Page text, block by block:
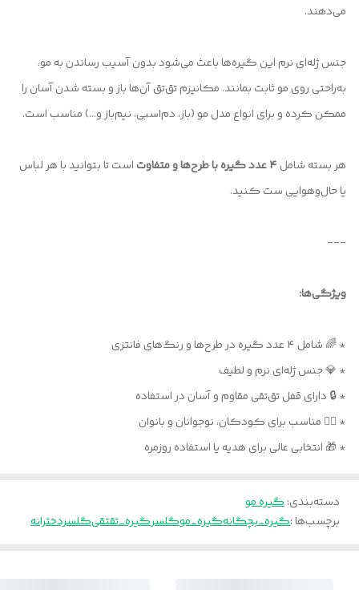
می‌دهند.
جنس ژله‌ای نرم این گیره‌ها باعث می‌شود بدون آسیب رساندن به مو،
به‌راحتی روی مو ثابت بمانند. مکانیزم تق‌تق آن‌ها باز و بسته شدن آسان را
ممکن کرده و برای انواع مدل مو (باز، دم‌اسبی، نیم‌باز و...) مناسب است.
هر بسته شامل ۴ عدد گیره با طرح‌ها و متفاوت
است تا بتوانید با هر لباس
یا حال‌و‌هوایی ست کنید.
---
ویژگی‌ها:
* 🌈 شامل ۴ عدد گیره در طرح‌ها و رنگ‌های فانتزی
* 💎 جنس ژله‌ای نرم و لطیف
* 🔒 دارای قفل تق‌تقی مقاوم و آسان در استفاده
* 💇‍♀️ مناسب برای کودکان، نوجوانان و بانوان
* 🎁 انتخابی عالی برای هدیه یا استفاده روزمره
دسته‌بندی:گیره مو
برچسب‌ها :گیره_بچگانهگیره_موگلسرگیره_تقتقیگلسردخترانه